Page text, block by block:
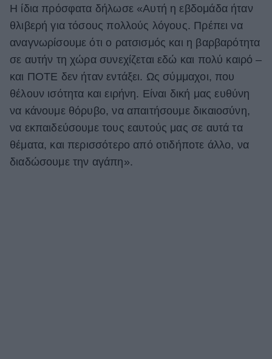
Η ίδια πρόσφατα δήλωσε «Αυτή η εβδομάδα ήταν
θλιβερή για τόσους πολλούς λόγους. Πρέπει να
αναγνωρίσουμε ότι ο ρατσισμός και η βαρβαρότητα
σε αυτήν τη χώρα συνεχίζεται εδώ και πολύ καιρό –
και ΠΟΤΕ δεν ήταν εντάξει. Ως σύμμαχοι, που
θέλουν ισότητα και ειρήνη. Είναι δική μας ευθύνη
να κάνουμε θόρυβο, να απαιτήσουμε δικαιοσύνη,
να εκπαιδεύσουμε τους εαυτούς μας σε αυτά τα
θέματα, και περισσότερο από οτιδήποτε άλλο, να
διαδώσουμε την αγάπη».